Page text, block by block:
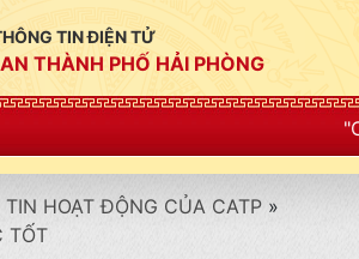
TIN ĐIỆN TỬ
THÀNH PHỐ HẢI PHÒNG
"CÔNG AN THÀNH
TIN HOẠT ĐỘNG CỦA CATP »
TỐT